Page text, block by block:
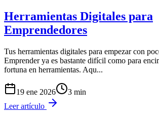
Herramientas Digitales para
Emprendedores
Tus herramientas digitales para empezar con
Emprender ya es bastante difícil como para
fortuna en herramientas. Aqu...
19 ene 2026 3 min
Leer artículo